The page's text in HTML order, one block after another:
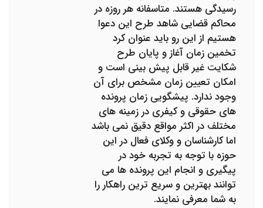
رسیدگی هستند. متاسفانه هر روزه در
محاکم قضایی شاهد طرح این دعوا
هستیم از این رو باید عنوان کرد
تخمین زمان آغاز و پایان طرح
شکایت غیر قابل پیش بینی است و
امکان تعیین زمان مشخص برای آن
وجود ندارد. پیشگویی زمان پرونده
های حقوقی و کیفری در زمینه های
مختلف در اکثر مواقع دقیق نمی باشد
اما کارشناسان و وکلای فعال در این
حوزه با توجه به تجربه خود در
پیگیری و انجام این پرونده ها می
توانند بهترین و سریع ترین راهکار را
به شما معرفی نمایند.